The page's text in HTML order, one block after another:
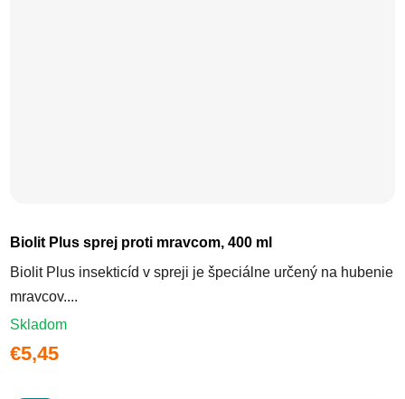
Biolit Plus sprej proti mravcom, 400 ml
Biolit Plus insekticíd v spreji je špeciálne určený na hubenie
mravcov....
Skladom
€5,45